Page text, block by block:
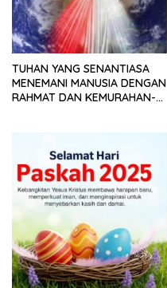
TUHAN YANG SENANTIASA
MENEMANI MANUSIA DENGAN
RAHMAT DAN KEMURAHAN-